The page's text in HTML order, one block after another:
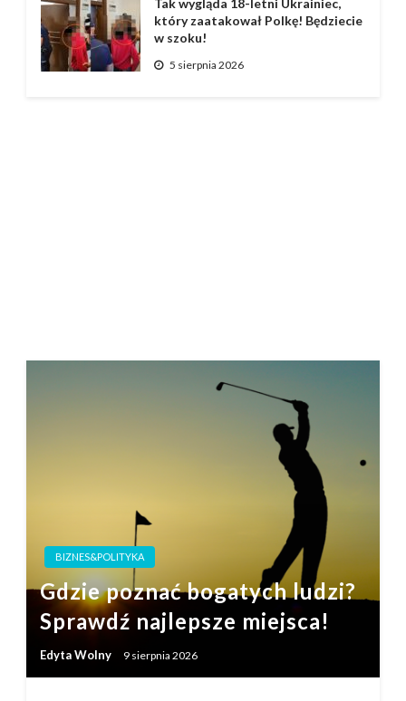
który zaatakował Polkę! Będziecie
w szoku!
5 sierpnia 2026
BIZNES&POLITYKA
Gdzie poznać bogatych ludzi?
Sprawdź najlepsze miejsca!
Edyta Wolny 9 sierpnia 2026